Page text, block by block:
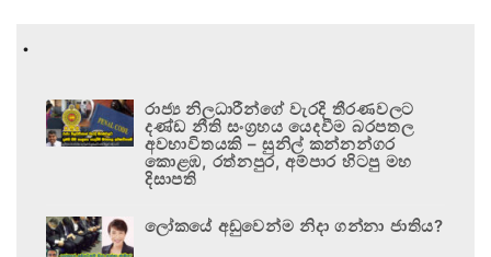
.
රාජ්‍ය නිලධාරීන්ගේ වැරදි තීරණවලට
දණ්ඩ නීති සංග්‍රහය යෙදවීම බරපතල
අවභාවිතයකි – සුනිල් කන්නන්ගර
කොළඹ, රත්නපුර, අම්පාර හිටපු මහ
දිසාපති
ලෝකයේ අඩුවෙන්ම නිදා ගන්නා ජාතිය?